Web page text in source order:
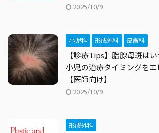
2025/10/9
小児科 形成外科 皮膚科
【診療Tips】脂腺母斑は
小児の治療タイミングを
【医師向け】
2025/10/9
形成外科